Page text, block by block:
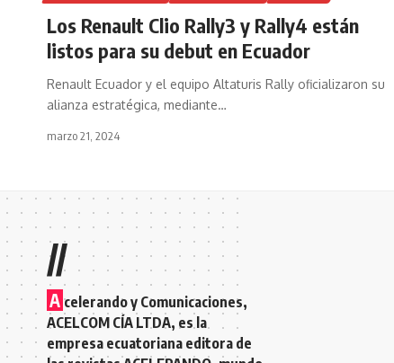
Los Renault Clio Rally3 y Rally4 están
listos para su debut en Ecuador
Renault Ecuador y el equipo Altaturis Rally oficializaron su
alianza estratégica, mediante…
marzo 21, 2024
//
A celerando y Comunicaciones,
ACELCOM CÍA LTDA, es la
empresa ecuatoriana editora de